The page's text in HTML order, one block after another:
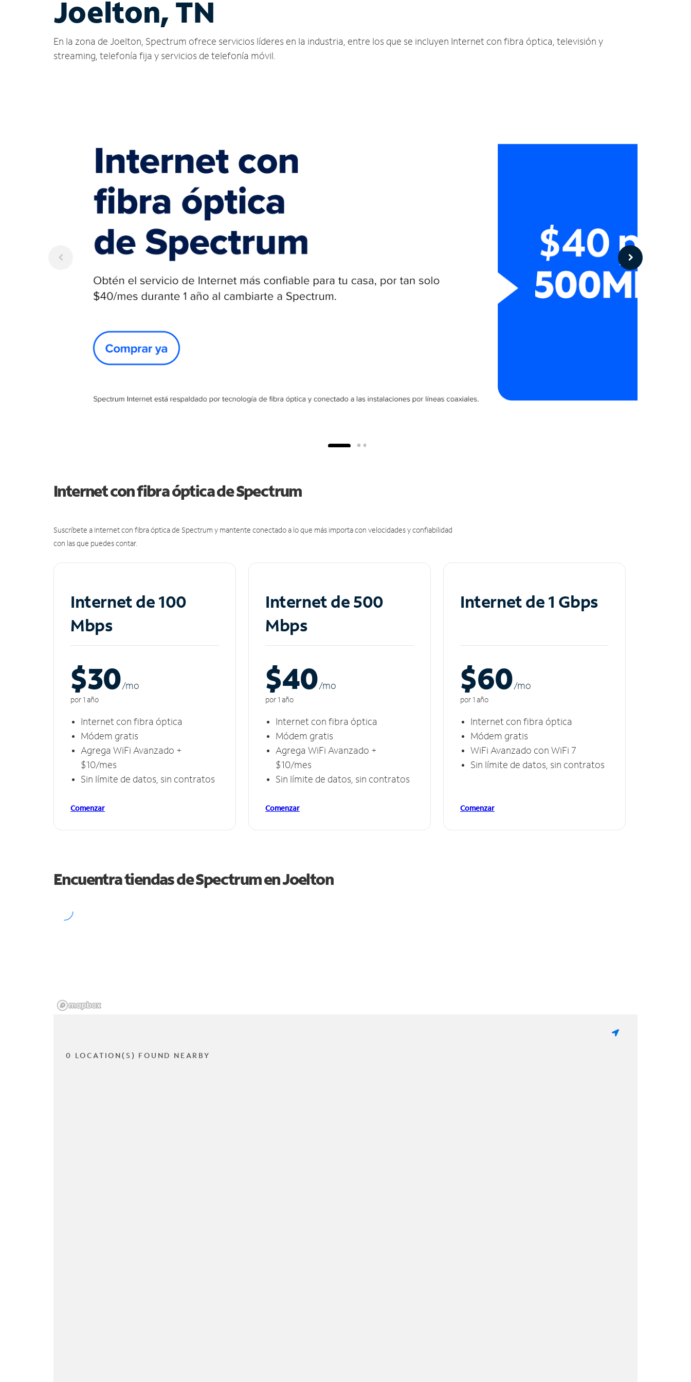
Joelton, TN
En la zona de Joelton, Spectrum ofrece servicios líderes en la industria, entre los que se incluyen Internet con fibra óptica, televisión y
streaming, telefonía fija y servicios de telefonía móvil.
Internet con fibra óptica de Spectrum
Suscríbete a Internet con fibra óptica de Spectrum y mantente conectado a lo que más importa con velocidades y confiabilidad
con las que puedes contar.
Internet de 100
Mbps
$30/mo
por 1 año
Internet con fibra óptica
Módem gratis
Agrega WiFi Avanzado +
$10/mes
Sin límite de datos, sin contratos
Comenzar
Internet de 500
Mbps
$40/mo
por 1 año
Internet con fibra óptica
Módem gratis
Agrega WiFi Avanzado +
$10/mes
Sin límite de datos, sin contratos
Comenzar
Internet de 1 Gbps
$60/mo
por 1 año
Internet con fibra óptica
Módem gratis
WiFi Avanzado con WiFi 7
Sin límite de datos, sin contratos
Comenzar
Encuentra tiendas de Spectrum enJoelton
0 LOCATION(S) FOUND NEARBY